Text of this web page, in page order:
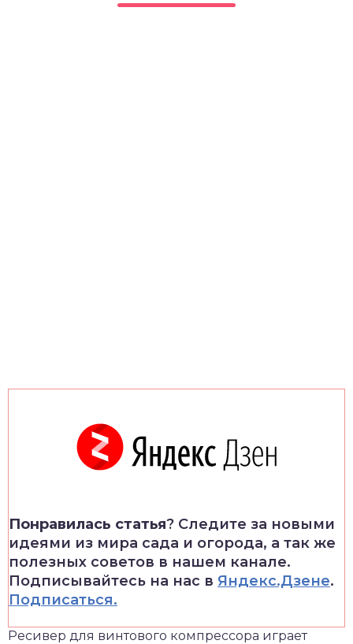
Понравилась статья? Следите за новыми
идеями из мира сада и огорода, а так же
полезных советов в нашем канале.
Подписывайтесь на нас в Яндекс.Дзене.
Подписаться.
Ресивер для винтового компрессора играет